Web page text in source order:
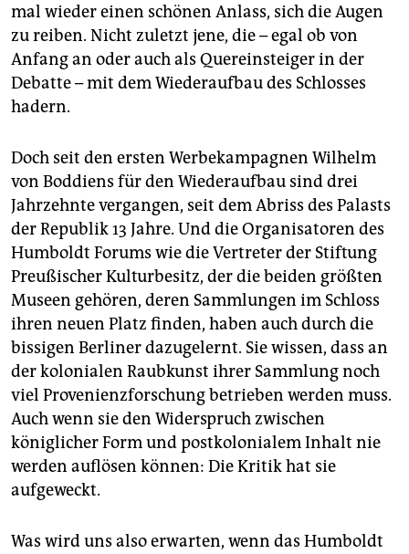
mal wieder einen schönen Anlass, sich die Augen
zu reiben. Nicht zuletzt jene, die – egal ob von
Anfang an oder auch als Quereinsteiger in der
Debatte – mit dem Wiederaufbau des Schlosses
hadern.
Doch seit den ersten Werbekampagnen Wilhelm
von Boddiens für den Wiederaufbau sind drei
Jahrzehnte vergangen, seit dem Abriss des Palasts
der Republik 13 Jahre. Und die Organisatoren des
Humboldt Forums wie die Vertreter der Stiftung
Preußischer Kulturbesitz, der die beiden größten
Museen gehören, deren Sammlungen im Schloss
ihren neuen Platz finden, haben auch durch die
bissigen Berliner dazugelernt. Sie wissen, dass an
der kolonialen Raubkunst ihrer Sammlung noch
viel Provenienzforschung betrieben werden muss.
Auch wenn sie den Widerspruch zwischen
königlicher Form und postkolonialem Inhalt nie
werden auflösen können: Die Kritik hat sie
aufgeweckt.
Was wird uns also erwarten, wenn das Humboldt